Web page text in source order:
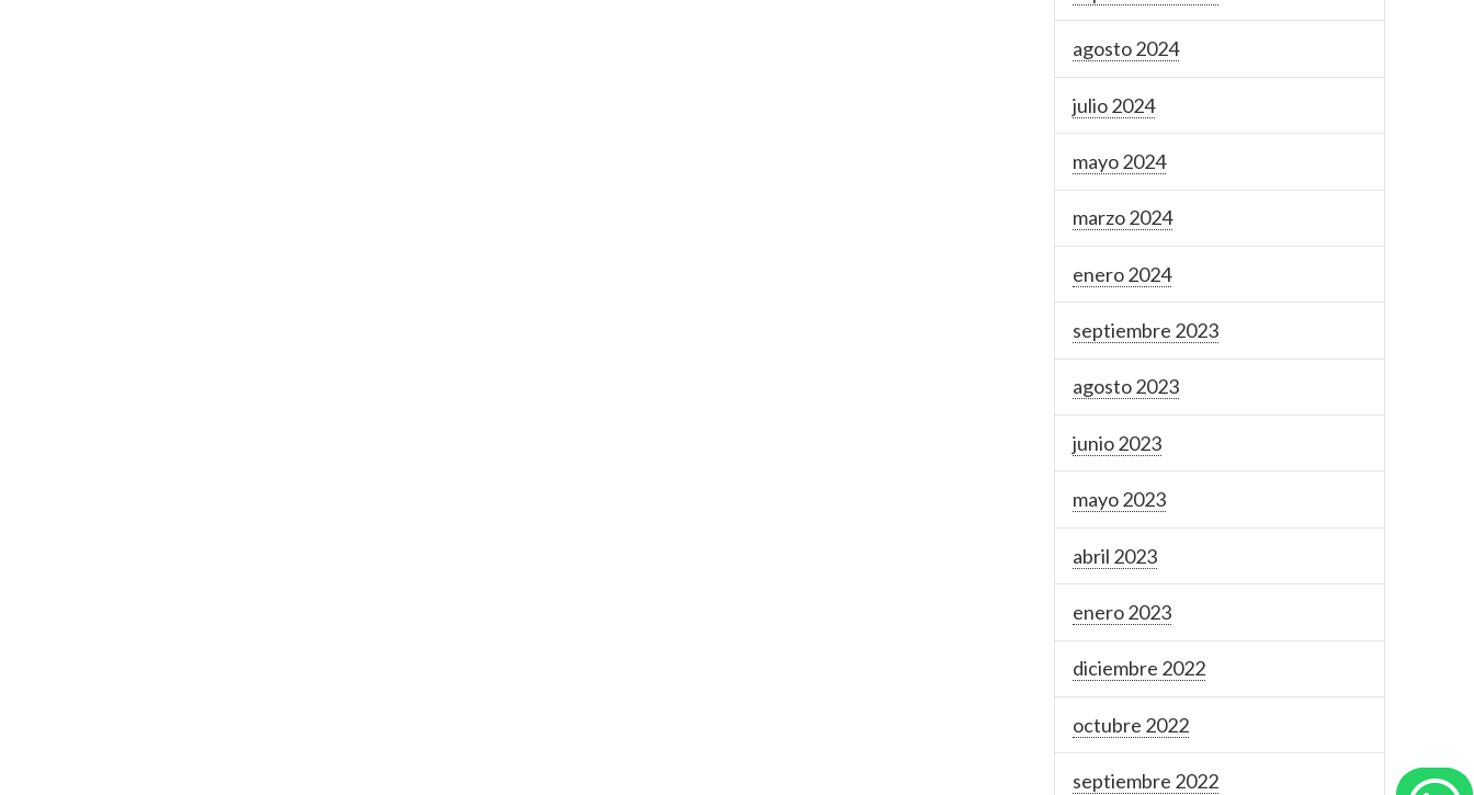
agosto 2024
julio 2024
mayo 2024
marzo 2024
enero 2024
septiembre 2023
agosto 2023
junio 2023
mayo 2023
abril 2023
enero 2023
diciembre 2022
octubre 2022
septiembre 2022